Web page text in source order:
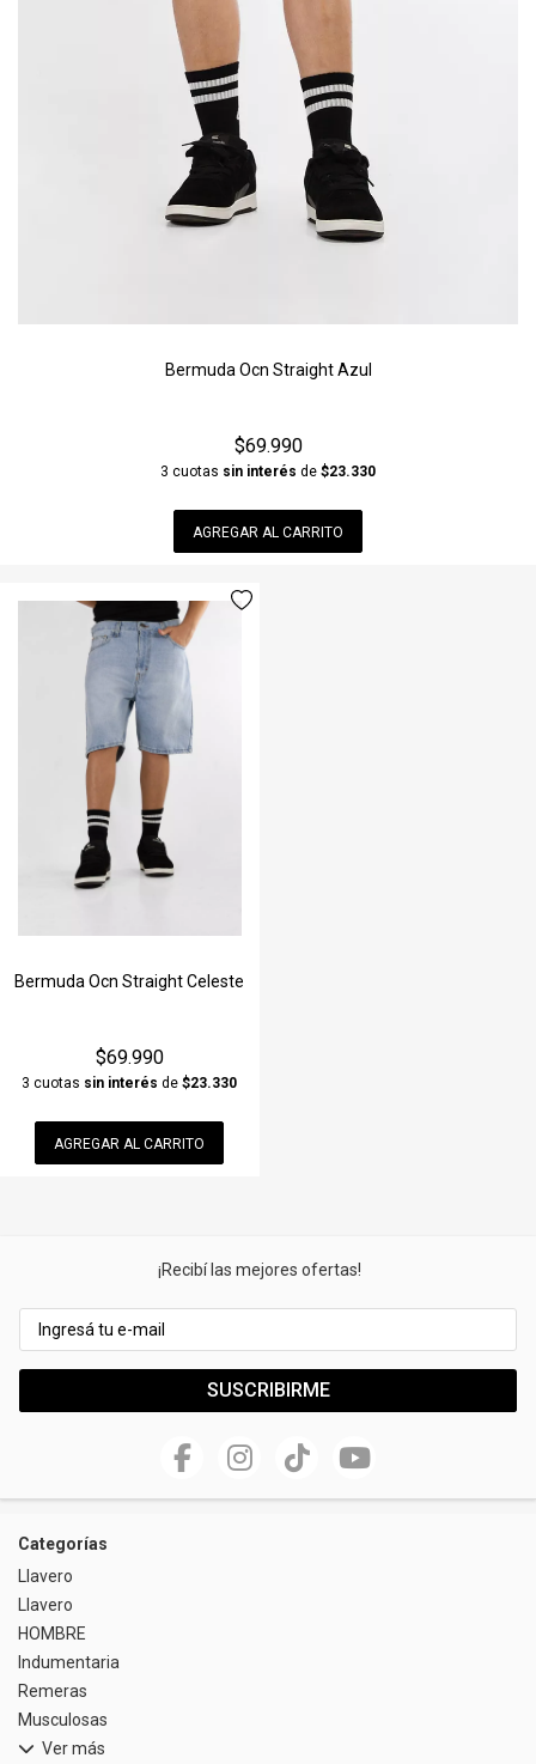
Bermuda Ocn Straight Azul
$69.990
3 cuotas sin interés de $23.330
AGREGAR AL CARRITO
Bermuda Ocn Straight Celeste
$69.990
3 cuotas sin interés de$23.330
AGREGAR AL CARRITO
¡Recibí las mejores ofertas!
SUSCRIBIRME
Categorías
Llavero
Llavero
HOMBRE
Indumentaria
Remeras
Musculosas
Ver más